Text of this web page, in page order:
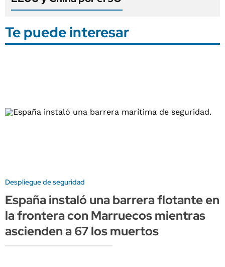
Te puede interesar
Despliegue de seguridad
España instaló una barrera flotante en
la frontera con Marruecos mientras
ascienden a 67 los muertos